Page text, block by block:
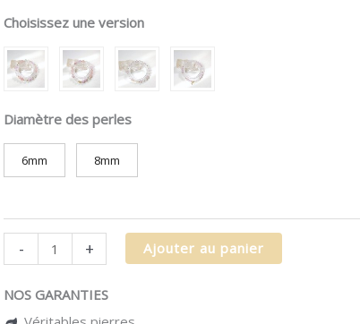
94,90 €
Choisissez une version
Diamètre des perles
6mm 8mm
-
pierre
lune
éthérée
+ Ajouter au panier
NOS GARANTIES